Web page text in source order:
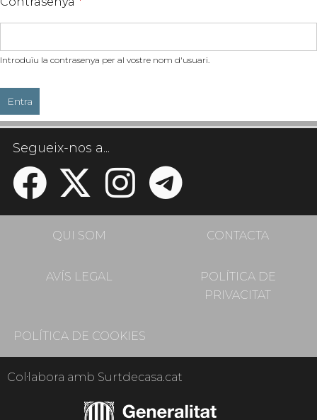
Introduïu la contrasenya per al vostre nom d'usuari.
Segueix-nos a...
QUI SOM CONTACTA
AVÍS LEGAL
POLÍTICA DE
PRIVACITAT
POLÍTICA DE COOKIES
Col·labora amb Surtdecasa.cat